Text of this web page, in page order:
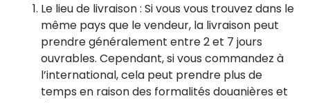
Le lieu de livraison : Si vous vous trouvez dans le
même pays que le vendeur, la livraison peut
prendre généralement entre 2 et 7 jours
ouvrables. Cependant, si vous commandez à
l’international, cela peut prendre plus de
temps en raison des formalités douanières et